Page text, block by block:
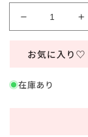
プ
小
コ
プ
お気に入り♡
在庫あり